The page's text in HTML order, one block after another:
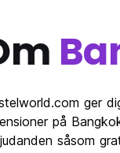
ger
på
såsom